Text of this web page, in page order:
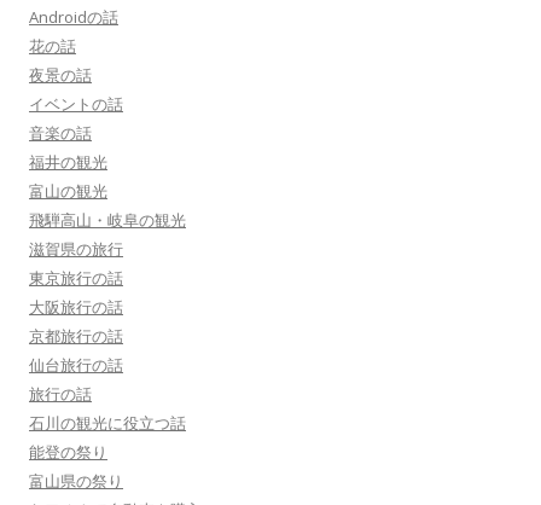
Androidの話
花の話
夜景の話
イベントの話
音楽の話
福井の観光
富山の観光
飛騨高山・岐阜の観光
滋賀県の旅行
東京旅行の話
大阪旅行の話
京都旅行の話
仙台旅行の話
旅行の話
石川の観光に役立つ話
能登の祭り
富山県の祭り